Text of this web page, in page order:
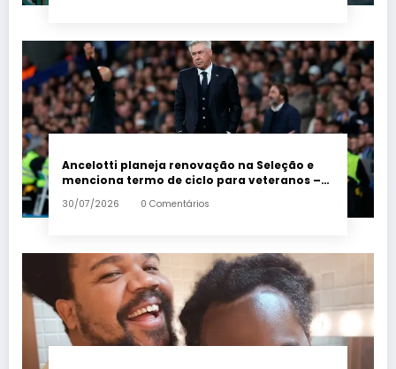
Ancelotti planeja renovação na Seleção e
menciona termo de ciclo para veteranos –
Em Dia ES
30/07/2026 0 Comentários